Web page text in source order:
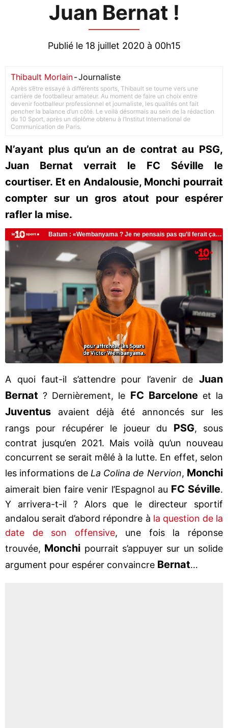
Juan Bernat !
Publié le 18 juillet 2020 à 00h15
Thibault Morlain-Journaliste
Après s’être essayé à différents sports, Thibault se tourne vers une
carrière de footballeur amateur. Au moment de faire un choix entre
devenir footballeur professionnel et journaliste, les qualités ont fait
pencher la balance d’un côté. Le voilà désormais au sein de la rédaction
du 10 Sport, après un diplôme obtenu à l’Institut International de
Communication de Paris.
N’ayant plus qu’un an de contrat au PSG,
Juan Bernat verrait le FC Séville le
courtiser. Et en Andalousie, Monchi pourrait
compter sur un gros atout pour espérer
rafler la mise.
A quoi faut-il s’attendre pour l’avenir de Juan
Bernat ? Dernièrement, le FC Barceloneet la
Juventus avaient déjà été annoncés sur les
rangs pour récupérer le joueur du PSG, sous
contrat jusqu’en 2021. Mais voilà qu’un nouveau
concurrent se serait mêlé à la lutte. En effet, selon
les informations de La Colina de Nervion, Monchi
aimerait bien faire venir l’Espagnol au FC Séville.
Y arrivera-t-il ? Alors que le directeur sportif
andalou serait d’abord répondre à la question de la
date de son offensive, une fois la réponse
trouvée, Monchi pourrait s’appuyer sur un solide
argument pour espérer convaincre Bernat…